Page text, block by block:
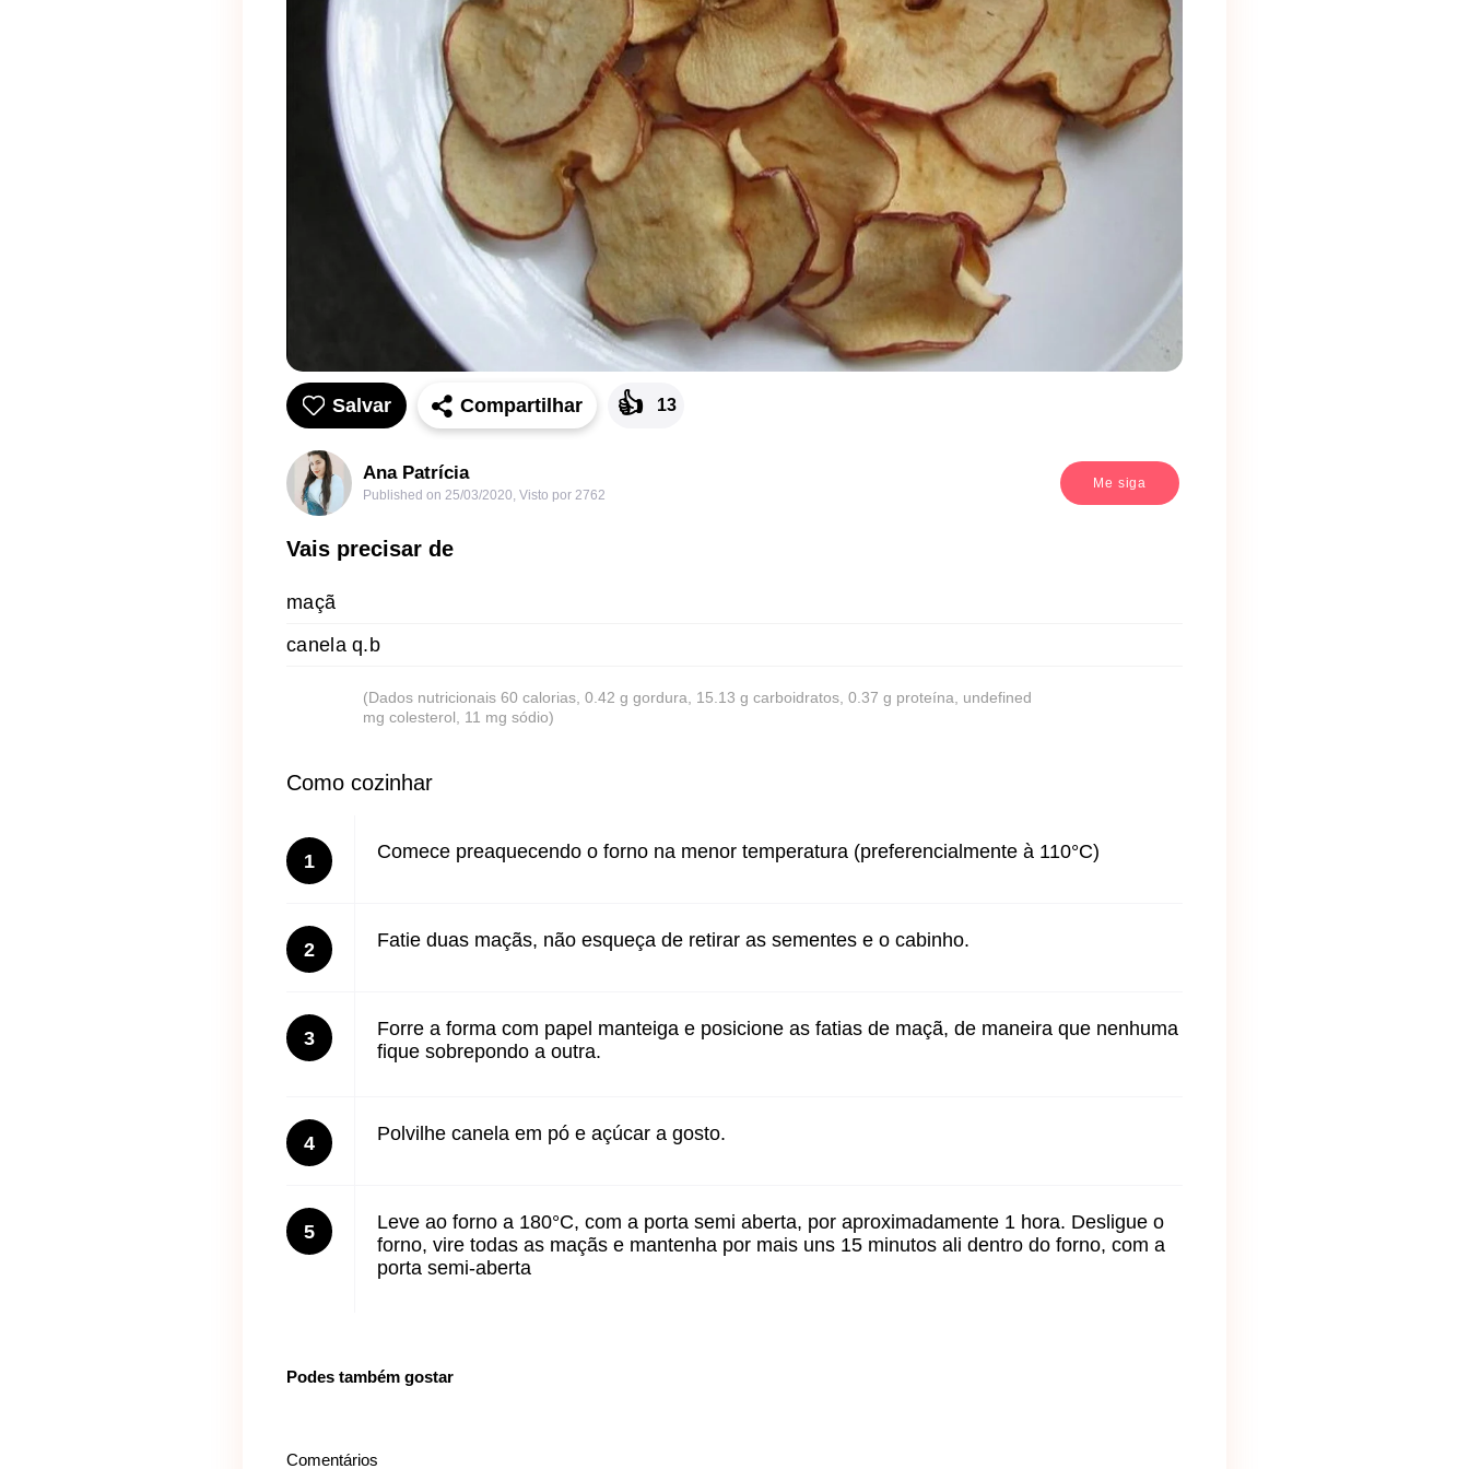
Salvar Compartilhar 👍 13
Ana Patrícia
Published on 25/03/2020, Visto por 2762
Me siga
Vais precisar de
maçã
canela q.b
(Dados nutricionais 60 calorias, 0.42 g gordura, 15.13 g carboidratos, 0.37 g proteína, undefined
mg colesterol, 11 mg sódio)
Como cozinhar
1 Comece preaquecendo o forno na menor temperatura (preferencialmente à 110°C)
2 Fatie duas maçãs, não esqueça de retirar as sementes e o cabinho.
3
Forre a forma com papel manteiga e posicione as fatias de maçã, de maneira que nenhuma
fique sobrepondo a outra.
4 Polvilhe canela em pó e açúcar a gosto.
5
Leve ao forno a 180°C, com a porta semi aberta, por aproximadamente 1 hora. Desligue o
forno, vire todas as maçãs e mantenha por mais uns 15 minutos ali dentro do forno, com a
porta semi-aberta
Podes também gostar
Comentários